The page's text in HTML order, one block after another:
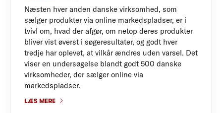
Næsten hver anden danske virksomhed, som
sælger produkter via online markedspladser, er i
tvivl om, hvad der afgør, om netop deres produkter
bliver vist øverst i søgeresultater, og godt hver
tredje har oplevet, at vilkår ændres uden varsel. Det
viser en undersøgelse blandt godt 500 danske
virksomheder, der sælger online via
markedspladser.
LÆS MERE